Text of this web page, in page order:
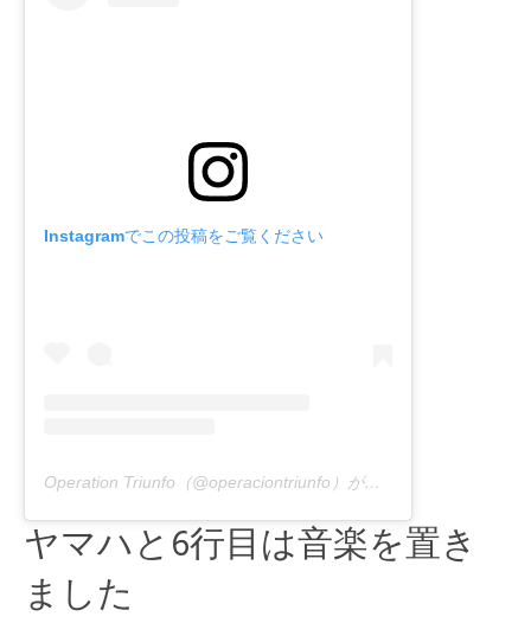
Instagramでこの投稿をご覧ください
Operation Triunfo（@operaciontriunfo）が共有する出版物
ヤマハと6行目は音楽を置き
ました